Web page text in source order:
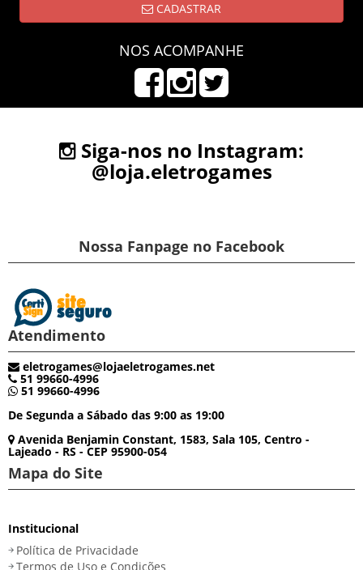
CADASTRAR
NOS ACOMPANHE
Siga-nos no Instagram:
@loja.eletrogames
Nossa Fanpage no Facebook
Atendimento
eletrogames@lojaeletrogames.net
51 99660-4996
51 99660-4996
De Segunda a Sábado das 9:00 as 19:00
Avenida Benjamin Constant, 1583, Sala 105, Centro -
Lajeado - RS - CEP 95900-054
Mapa do Site
Institucional
Política de Privacidade
Termos de Uso e Condições